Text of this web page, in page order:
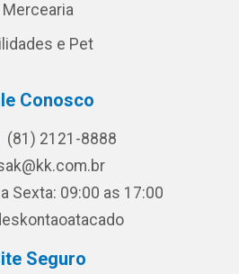
Mercearia
e Pet
Conosco
(81) 2121-8888
Sexta: 09:00 as 17:00
Seguro